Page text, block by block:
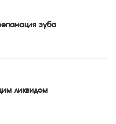
зуба
ликвидом